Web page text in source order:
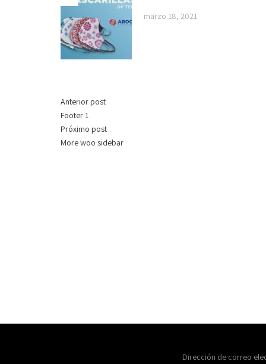
marzo 18, 2021
Anterior post
Footer 1
Próximo post
More woo sidebar
Dirección de correo